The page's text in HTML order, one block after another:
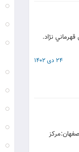
قهرماني نژاد.
24 دی 1402